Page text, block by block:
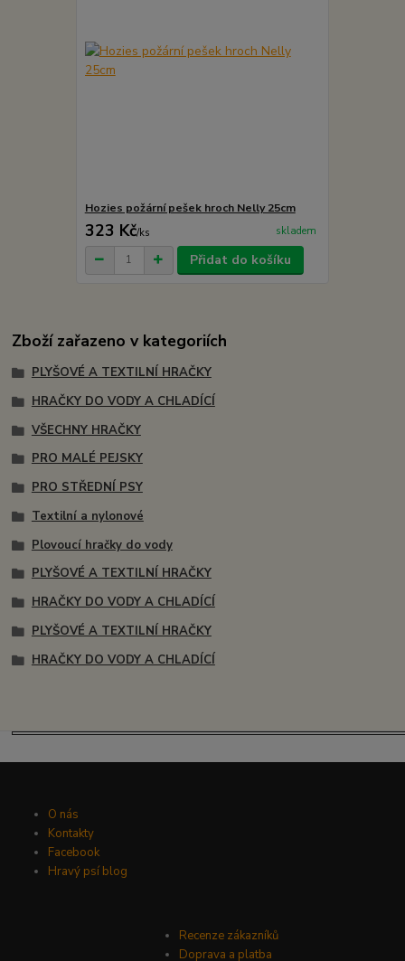
Hozies požární pešek hroch Nelly 25cm
323 Kč/ks skladem
Přidat do košíku
Zboží zařazeno v kategoriích
PLYŠOVÉ A TEXTILNÍ HRAČKY
HRAČKY DO VODY A CHLADÍCÍ
VŠECHNY HRAČKY
PRO MALÉ PEJSKY
PRO STŘEDNÍ PSY
Textilní a nylonové
Plovoucí hračky do vody
PLYŠOVÉ A TEXTILNÍ HRAČKY
HRAČKY DO VODY A CHLADÍCÍ
PLYŠOVÉ A TEXTILNÍ HRAČKY
HRAČKY DO VODY A CHLADÍCÍ
O nás
Kontakty
Facebook
Hravý psí blog
Recenze zákazníků
Doprava a platba